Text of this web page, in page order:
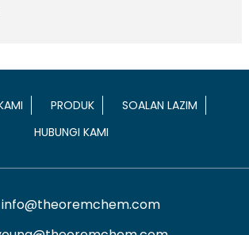
PRODUK
SOALAN LAZIM
HUBUNGI KAMI
info@theoremchem.com